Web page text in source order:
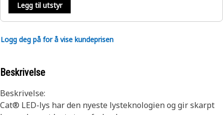
Legg til utstyr
Logg deg på for å vise kundeprisen
Beskrivelse
Beskrivelse:
Cat® LED-lys har den nyeste lysteknologien og gir skarpt